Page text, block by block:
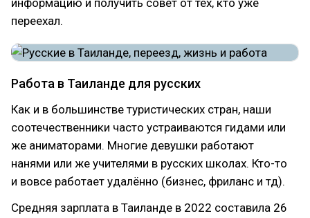
информацию и получить совет от тех, кто уже
переехал.
Работа в Таиланде для русских
Как и в большинстве туристических стран, наши
соотечественники часто устраиваются гидами или
же аниматорами. Многие девушки работают
нанями или же учителями в русских школах. Кто-то
и вовсе работает удалённо (бизнес, фриланс и тд).
Средняя зарплата в Таиланде в 2022 составила 26